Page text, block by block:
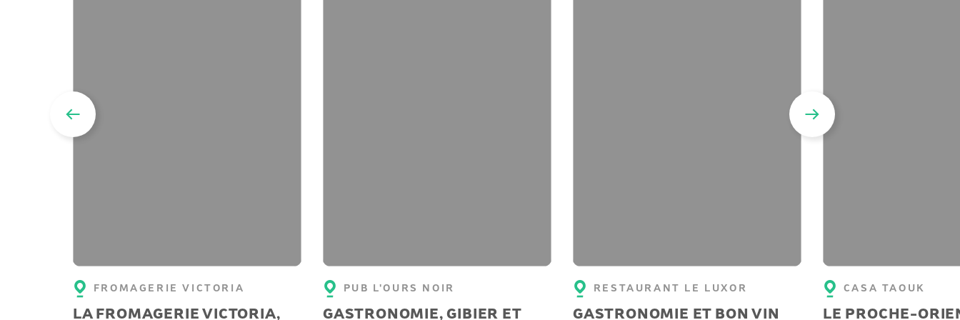
FROMAGERIE VICTORIA
LA FROMAGERIE VICTORIA,
PUB L'OURS NOIR
GASTRONOMIE, GIBIER ET
RESTAURANT LE LUXOR
GASTRONOMIE ET BON VIN
CASA TAOUK
LE PROCHE-